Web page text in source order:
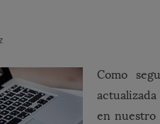
Como
en nuestro